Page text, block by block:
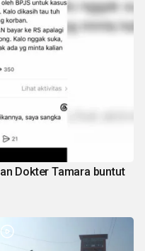
Dokter Tamara buntut